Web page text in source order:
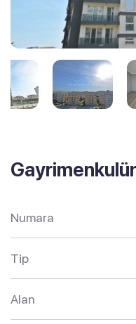
Numara
Tip
Alan